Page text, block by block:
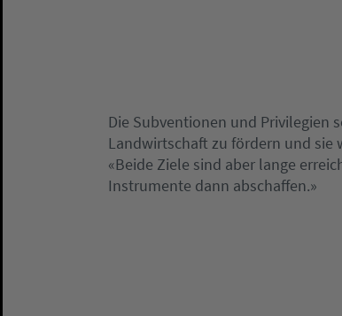
Die Subventionen und Privilegien
Landwirtschaft zu fördern und sie
«Beide Ziele sind aber lange
Instrumente dann abschaffen.»